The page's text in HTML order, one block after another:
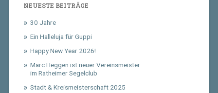
NEUESTE BEITRÄGE
30 Jahre
Ein Halleluja für Guppi
Happy New Year 2026!
Marc Heggen ist neuer Vereinsmeister
im Ratheimer Segelclub
Stadt & Kreismeisterschaft 2025